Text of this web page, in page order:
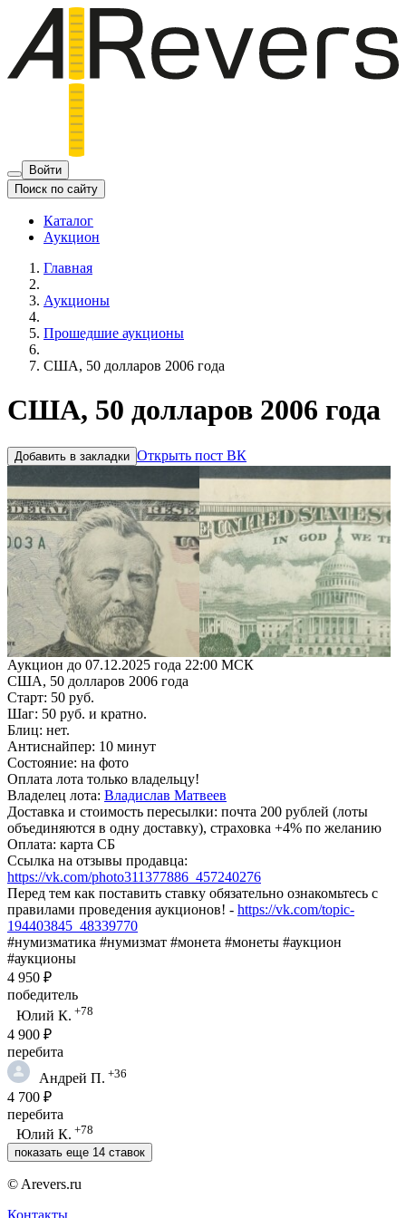
Войти
Поиск по сайту
Каталог
Аукцион
Главная
Аукционы
Прошедшие аукционы
США, 50 долларов 2006 года
США, 50 долларов 2006 года
Добавить в закладки Открыть пост ВК
Аукцион до 07.12.2025 года 22:00 МСК
США, 50 долларов 2006 года
Старт: 50 руб.
Шаг: 50 руб. и кратно.
Блиц: нет.
Антиснайпер: 10 минут
Состояние: на фото
Оплата лота только владельцу!
Владелец лота: Владислав Матвеев
Доставка и стоимость пересылки: почта 200 рублей (лоты
объединяются в одну доставку), страховка +4% по желанию
Оплата: карта СБ
Ссылка на отзывы продавца:
https://vk.com/photo311377886_457240276
Перед тем как поставить ставку обязательно ознакомьтесь с
правилами проведения аукционов! - https://vk.com/topic-
194403845_48339770
#нумизматика #нумизмат #монета #монеты #аукцион
#аукционы
4 950 ₽
победитель
Юлий К. +78
4 900 ₽
перебита
Андрей П. +36
4 700 ₽
перебита
Юлий К. +78
показать еще 14 ставок
© Arevers.ru